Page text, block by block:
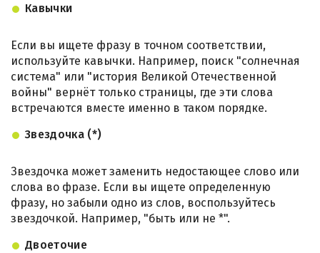
Кавычки
Если вы ищете фразу в точном соответствии,
используйте кавычки. Например, поиск "солнечная
система" или "история Великой Отечественной
войны" вернёт только страницы, где эти слова
встречаются вместе именно в таком порядке.
Звездочка (*)
Звездочка может заменить недостающее слово или
слова во фразе. Если вы ищете определенную
фразу, но забыли одно из слов, воспользуйтесь
звездочкой. Например, "быть или не *".
Двоеточие